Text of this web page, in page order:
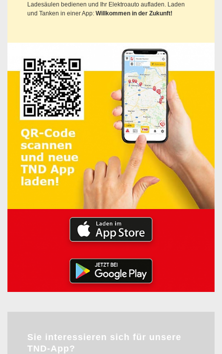
Ladesäulen bedienen und Ihr Elektroauto aufladen. Laden
und Tanken in einer App: Willkommen in der Zukunft!
Sie interessieren sich für unsere
TND-App?